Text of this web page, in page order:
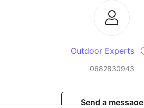
Outdoor Experts
0682830943
Send a message